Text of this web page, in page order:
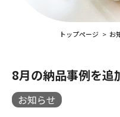
8月の納品事例を追
お知らせ
トップページ お